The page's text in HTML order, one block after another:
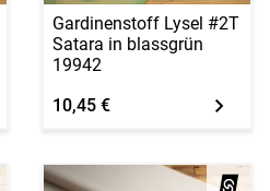
Gardinenstoff Lysel #2T
Satara in blassgrün
19942
10,45 €